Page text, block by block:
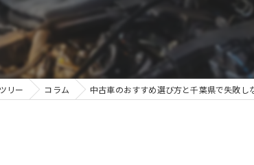
リー コラム 中古車のおすすめ選び方と千葉県で失敗し